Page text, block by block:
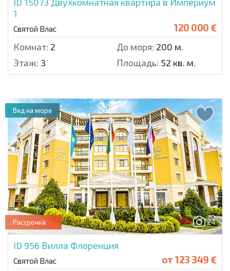
1
Святой Влас 120 000 €
Комнат: 2 До моря: 200 м.
Этаж: 3 Площадь: 52 кв. м.
24
Рассрочка
ID 956 Вилла Флоренция
Святой Влас от123 349 €
Вид на море